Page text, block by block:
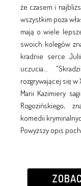
że czasem i
wszystkim poza
mają o wiele
swoich kolegów
kradnie serce
uczucia...
rozgrywającej się w
Marii Kazimiery
Rogozińskiego,
komedii
Powyższy opis